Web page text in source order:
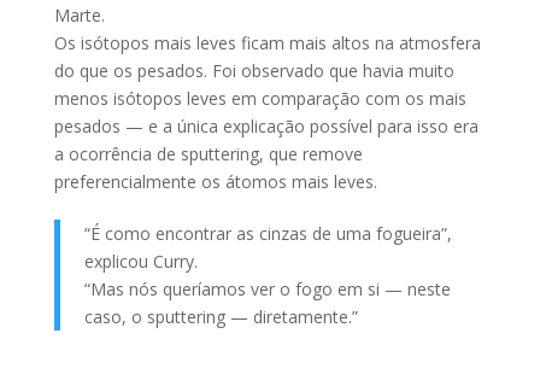
Marte.
Os isótopos mais leves ficam mais altos na atmosfera
do que os pesados. Foi observado que havia muito
menos isótopos leves em comparação com os mais
pesados — e a única explicação possível para isso era
a ocorrência de sputtering, que remove
preferencialmente os átomos mais leves.
“É como encontrar as cinzas de uma fogueira”,
explicou Curry.
“Mas nós queríamos ver o fogo em si — neste
caso, o sputtering — diretamente.”